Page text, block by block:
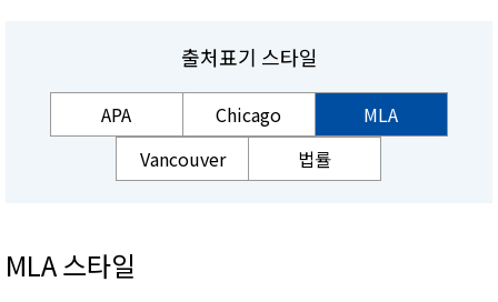
출처표기 스타일
APA Chicago
MLA
Vancouver
법률
MLA 스타일